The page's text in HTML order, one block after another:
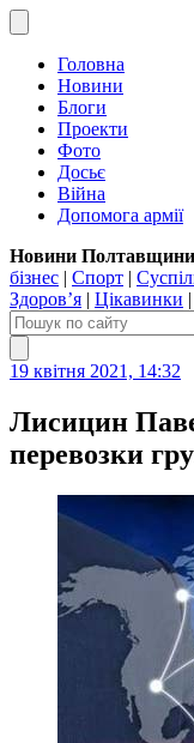
Головна
Новини
Блоги
Проекти
Фото
Досьє
Війна
Допомога армії
Новини
бізнес | Спорт |
Здоров’я | Цікавинки |
19 квітня 2021, 14:32
Лисицин
перевозки